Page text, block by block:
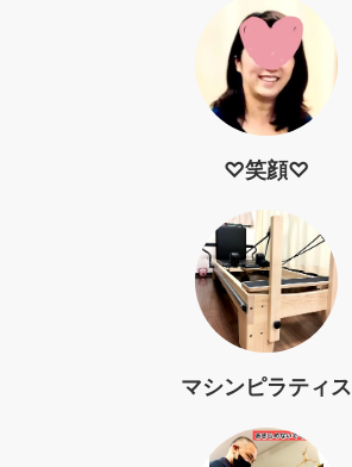
♡笑顔♡
マシンピラティス